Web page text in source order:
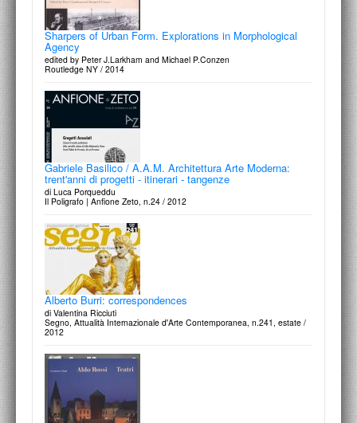
Sharpers of Urban Form. Explorations in Morphological
Agency
edited by Peter J.Larkham and Michael P.Conzen
Routledge NY / 2014
Gabriele Basilico / A.A.M. Architettura Arte Moderna:
trent'anni di progetti - itinerari - tangenze
di Luca Porqueddu
Il Poligrafo | Anfione Zeto, n.24 / 2012
Alberto Burri: correspondences
di Valentina Ricciuti
Segno, Attualità Internazionale d'Arte Contemporanea, n.241, estate /
2012